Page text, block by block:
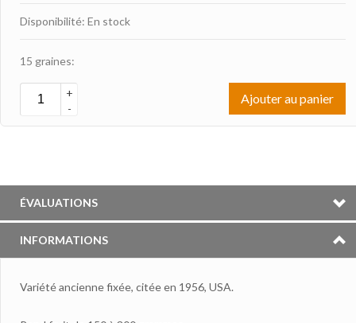
Disponibilité: En stock
15 graines:
+
-
Ajouter au panier
ÉVALUATIONS
INFORMATIONS
Variété ancienne fixée, citée en 1956, USA.